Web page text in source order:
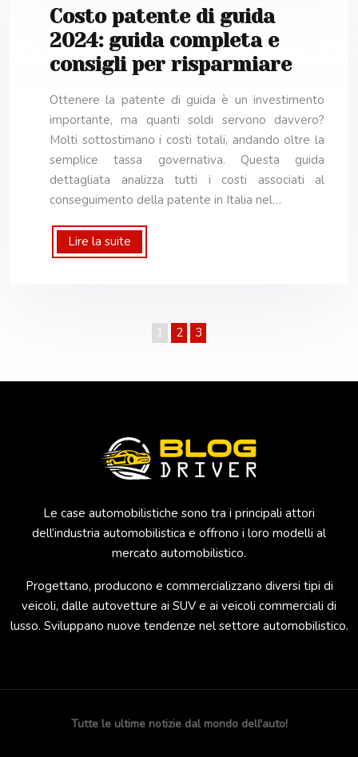
Costo patente di guida
2024: guida completa e
consigli per risparmiare
Ottenere la patente di guida è un investimento
importante, ma quanti soldi servono davvero?
Molti sottostimano i costi totali, andando oltre la
semplice tassa governativa. Questa guida
dettagliata analizza tutti i costi associati al
conseguimento della patente in Italia nel…
Lire la suite
1 2 3
Le case automobilistiche sono tra i principali attori
dell’industria automobilistica e offrono i loro modelli al
mercato automobilistico.
Progettano, producono e commercializzano diversi tipi di
veicoli, dalle autovetture ai SUV e ai veicoli commerciali di
lusso. Sviluppano nuove tendenze nel settore automobilistico.
Tutte le ultime notizie dal mondo dell'auto!